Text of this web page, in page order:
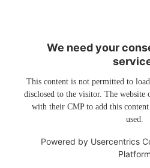
We need your
This content is not permitted to
disclosed to the visitor. The website
with their CMP to add this
used.
Powered by Usercentrics
Platform